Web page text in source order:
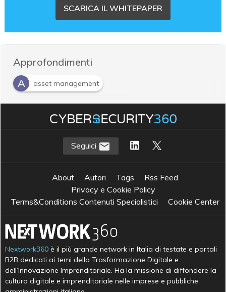
SCARICA IL WHITEPAPER
Approfondimenti
A
asset management
I intelligent asset management
Seguici
About Autori Tags
Rss Feed
Privacy e Cookie Policy
Terms&Conditions Contenuti Specialistici
Cookie Center
Nextwork360 è il più grande network in Italia di testate e portali
B2B dedicati ai temi della Trasformazione Digitale e
dell’Innovazione Imprenditoriale. Ha la missione di diffondere la
cultura digitale e imprenditoriale nelle imprese e pubbliche